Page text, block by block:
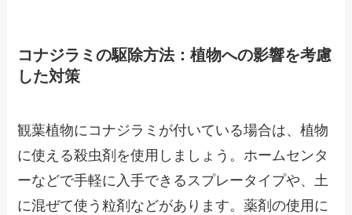
コナジラミの駆除方法：植物への影響を考慮
した対策
観葉植物にコナジラミが付いている場合は、植物
に使える殺虫剤を使用しましょう。ホームセンタ
ーなどで手軽に入手できるスプレータイプや、土
に混ぜて使う粒剤などがあります。薬剤の使用に